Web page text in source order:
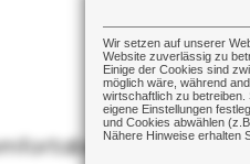
Wir setzen auf unserer
Website zuverlässig zu
Einige der Cookies sind
möglich wäre, während
wirtschaftlich zu
eigene Einstellungen
und Cookies abwählen
Nähere Hinweise erhalten
die Zinsen!